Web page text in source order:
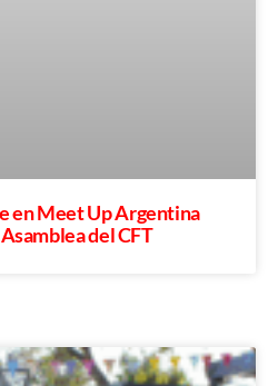
en Meet Up Argentina
del CFT